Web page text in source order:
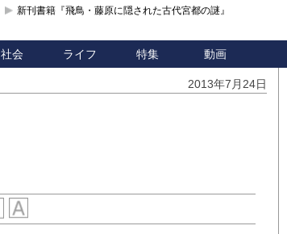
新刊書籍『飛鳥・藤原に隠された古代宮都の謎』
社会 ライフ 特集 動画
2013年7月24日